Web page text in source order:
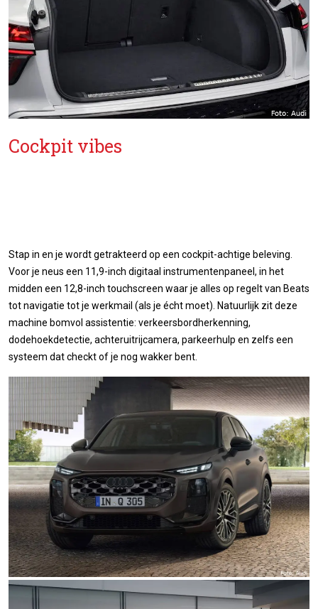
Cockpit vibes
Stap in en je wordt getrakteerd op een cockpit-achtige beleving.
Voor je neus een 11,9-inch digitaal instrumentenpaneel, in het
midden een 12,8-inch touchscreen waar je alles op regelt van Beats
tot navigatie tot je werkmail (als je écht moet). Natuurlijk zit deze
machine bomvol assistentie: verkeersbordherkenning,
dodehoekdetectie, achteruitrijcamera, parkeerhulp en zelfs een
systeem dat checkt of je nog wakker bent.